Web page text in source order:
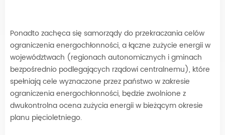
Ponadto zachęca się samorządy do przekraczania celów
ograniczenia energochłonności, a łączne zużycie energii w
województwach (regionach autonomicznych i gminach
bezpośrednio podlegających rządowi centralnemu), które
spełniają cele wyznaczone przez państwo w zakresie
ograniczenia energochłonności, będzie zwolnione z
dwukontrolna ocena zużycia energii w bieżącym okresie
planu pięcioletniego.